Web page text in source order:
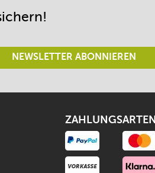
NEWSLETTER ABONNIEREN
ZAHLUNGSARTEN